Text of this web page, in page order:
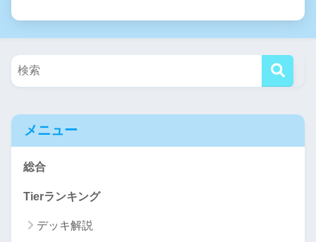
メニュー
総合
Tierランキング
デッキ解説